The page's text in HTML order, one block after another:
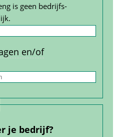
is geen bedrijfs­
en/of
je bedrijf?